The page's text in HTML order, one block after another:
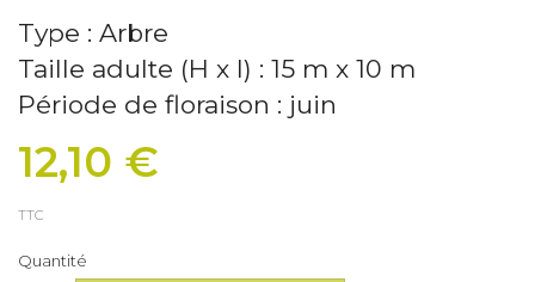
Type : Arbre
Taille adulte (H x l) : 15 m x 10 m
Période de floraison : juin
12,10 €
TTC
Quantité